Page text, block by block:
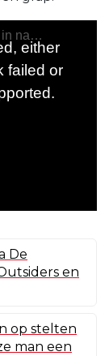
De
en
op stelten
man een